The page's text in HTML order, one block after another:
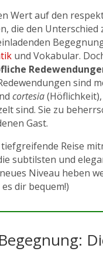
Wert auf den
die den Unterschied
und Vokabular.
sind
cortesia
sind. Sie zu
Gast.
Reise
subtilsten und
Niveau heben
dir bequem!)